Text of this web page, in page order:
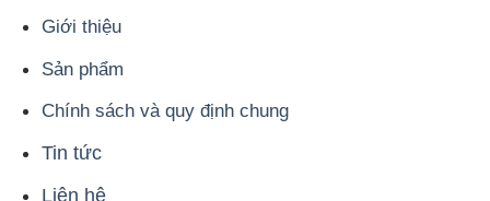
Giới thiệu
Sản phẩm
Chính sách và quy định chung
Tin tức
Liên hệ